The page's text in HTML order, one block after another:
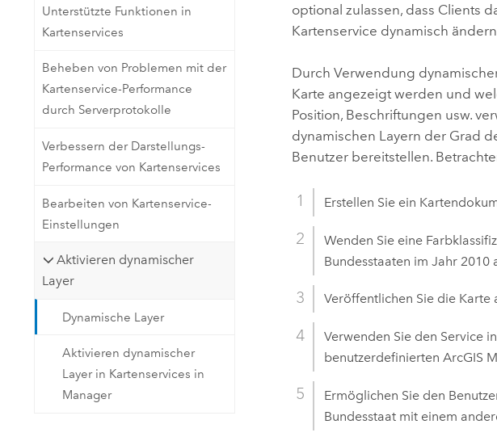
Unterstützte Funktionen in
Kartenservices
Beheben von Problemen mit der
Kartenservice-Performance
durch Serverprotokolle
Verbessern der Darstellungs-
Performance von Kartenservices
Bearbeiten von Kartenservice-
Einstellungen
Aktivieren dynamischer
Layer
Dynamische Layer
Aktivieren dynamischer
Layer in Kartenservices in
Manager
optional zulassen, dass Clients
Kartenservice dynamisch
Durch Verwendung
Karte angezeigt werden und
Position, Beschriftungen usw.
dynamischen Layern der Grad
Benutzer bereitstellen.
Erstellen Sie ein
Wenden Sie eine
Bundesstaaten im Jahr 2010
Veröffentlichen Sie die Karte
Verwenden Sie den Service
benutzerdefiniertenArcGIS
Ermöglichen Sie den
Bundesstaat mit einem